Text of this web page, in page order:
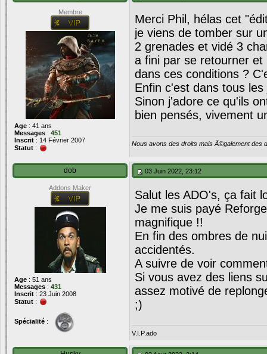
Membre
Age : 41 ans
Messages : 451
Inscrit : 14 Février 2007
Statut :
Merci Phil, hélas cet
je viens de tomber sur
2 grenades et vidé 3
a fini par se retourner
dans ces conditions ?
Enfin c'est dans tous
Sinon j'adore ce qu'ils
bien pensés, vivement
Nous avons des droits mais Ã©galement des
dob
Addons Maker
Age : 51 ans
Messages : 431
Inscrit : 23 Juin 2008
Statut :
Spécialité :
03 Juin 2022, 23:12
Salut les ADO's, ça fait
Je me suis payé
magnifique !!
En fin des ombres de
accidentés.
A suivre de voir
Si vous avez des liens
assez motivé de
;)
V.I.P.ado